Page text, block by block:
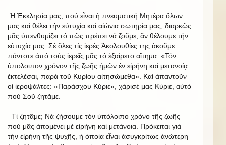
Ἡ Ἐκκλησία μας, πού εἶναι ἡ πνευματική Μητέρα ὅλων
μας καί θέλει τήν εὐτυχία καί αἰώνια σωτηρία μας, διαρκῶς
μᾶς ὑπενθυμίζει τό πῶς πρέπει νά ζοῦμε, ἄν θέλουμε τήν
εὐτυχία μας. Σέ ὅλες τίς ἱερές Ἀκολουθίες της ἀκοῦμε
πάντοτε ἀπό τούς ἱερεῖς μᾶς τό ἐξαίρετο αἴτημα: «Τόν
ὑπολοιπον χρόνον τῆς ζωῆς ἡμῶν ἐν εἰρήνη καί μετανοίᾳ
ἐκτελέσαι, παρά τοῦ Κυρίου αἰτησώμεθα». Καί ἀπαντοῦν
οἱ ἱεροψάλτες: «Παράσχου Κύριε», χάρισέ μας Κύριε, αὐτό
πού Σοῦ ζητᾶμε.
Τί ζητᾶμε; Νά ζήσουμε τόν ὑπόλοιπο χρόνο τῆς ζωῆς
πού μᾶς ἀπομένει μέ εἰρήνη καί μετάνοια. Πρόκειται γιά
τήν εἰρήνη τῆς ψυχῆς, ἡ ὁποία εἶναι ἀσυγκρίτως ἀνώτερη